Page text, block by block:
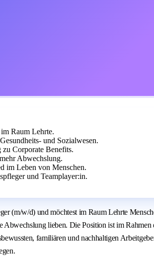
Raum Lehrte.
und Sozialwesen.
Corporate Benefits.
Abwechslung.
im Leben von Menschen.
und Teamplayer:in.
(m/w/d) und möchtest im Raum Lehrte
lieben. Die Position ist im
familiären und nachhaltigen